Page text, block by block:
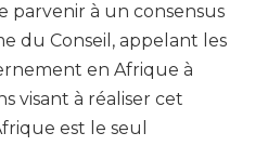
parvenir à un consensus
du Conseil, appelant les
en Afrique à
visant à réaliser cet
est le seul